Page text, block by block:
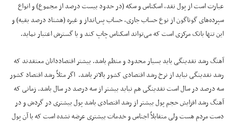
عبارت است از پول نقد، اسکناس و سکه (در حدود بیست درصد از مجموع) و انواع
سپرده‌های گوناگون از نوع حساب جاری، حساب پس‌انداز و غیره (هشتاد درصد بقیه) و
این تنها بانک مرکزی است که می‌تواند اسکناس چاپ کند و یا گسترش اعتبار نماید.
آهنگ رشد نقدینگی باید بسیار محدود و منظم باشد. بیشتر اقتصاددانان معتقدند که
رشد نقدینگی نباید از نرخ رشد اقتصادی کشور بالاتر باشد. اگر مثلاً رشد اقتصاد کشور
سه درصد در سال است نقدینگی هم نباید بیشتر از سه درصد در سال باشد. زمانی که
آهنگ رشد افزایش حجم پول بیشتر از رشد اقتصادی باشد پول بیشتری در گردش و در
دست مردم هست ولی متقابلاً اجناس و خدمات بیشتری عرضه نشده است که با آن پول